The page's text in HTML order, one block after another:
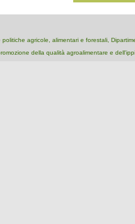
politiche agricole, alimentari e forestali,
della qualità agroalimentare e